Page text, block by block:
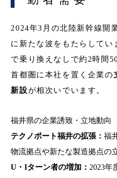
2024年3月の北陸新幹線開
に新たな波をもたらしてい
で乗り換えなしで約2時間
首都圏に本社を置く企業の
新設が相次いでいます。
福井県の企業誘致・立地動向
テクノポート福井の拡張：福
物流拠点や新たな製造拠点の
U・Iターン者の増加：2023年